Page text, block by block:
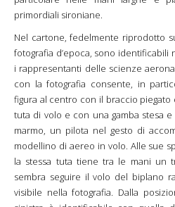
primordiali sironiane.
Nel cartone, fedelmente riprodotto
fotografia d’epoca, sono identificabili
i rappresentanti delle scienze
con la fotografia consente, in
figura al centro con il braccio
tuta di volo e con una gamba stesa
marmo, un pilota nel gesto di
modellino di aereo in volo. Alle sue
la stessa tuta tiene tra le mani un
sembra seguire il volo del biplano
visibile nella fotografia. Dalla